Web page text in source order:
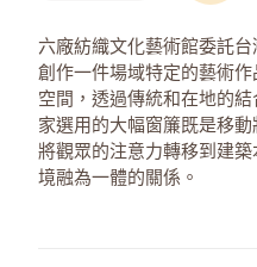
六廠紡織文化藝術館委託
創作一件場域特定的藝術
空間，透過傳統和在地的
家選用的大幅窗簾既是移
將觀眾的注意力轉移到建
境融為一體的關係。